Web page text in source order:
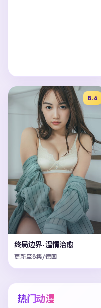
8.6
终局边界·温情治愈
更新至8集/德国
热门动漫